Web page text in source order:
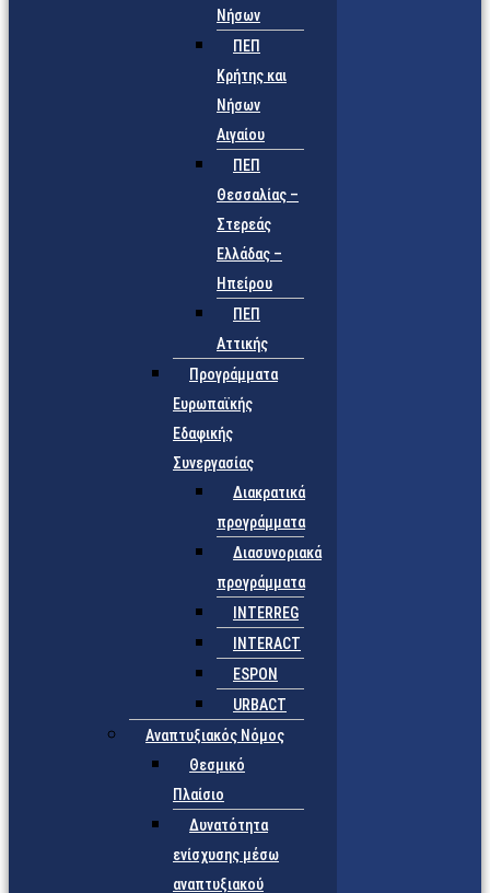
Νήσων
ΠΕΠ
Κρήτης και
Νήσων
Αιγαίου
ΠΕΠ
Θεσσαλίας –
Στερεάς
Ελλάδας –
Ηπείρου
ΠΕΠ
Αττικής
Προγράμματα
Ευρωπαϊκής
Εδαφικής
Συνεργασίας
Διακρατικά
προγράμματα
Διασυνοριακά
προγράμματα
INTERREG
INTERACT
ESPON
URBACT
Αναπτυξιακός Νόμος
Θεσμικό
Πλαίσιο
Δυνατότητα
ενίσχυσης μέσω
αναπτυξιακού